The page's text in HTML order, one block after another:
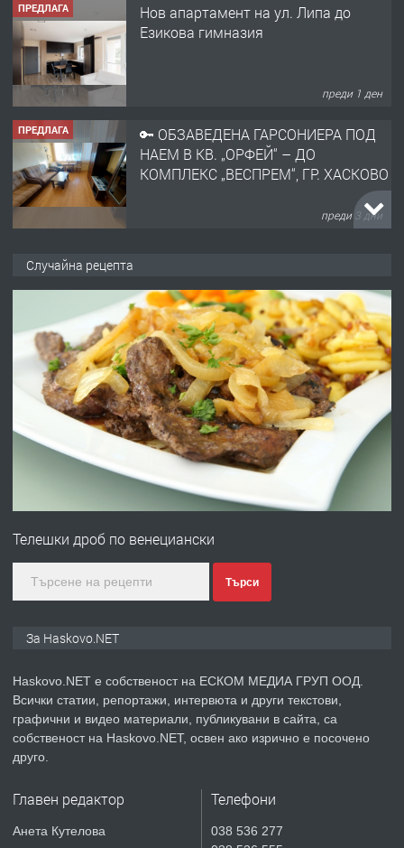
ПРЕДЛАГА
Нов апартамент на ул. Липа до
Езикова гимназия
преди 1 ден
ПРЕДЛАГА
🔑 ОБЗАВЕДЕНА ГАРСОНИЕРА ПОД
НАЕМ В КВ. „ОРФЕЙ“ – ДО
КОМПЛЕКС „ВЕСПРЕМ“, ГР. ХАСКОВО
преди 3 дни
АПАРТАМЕНТ В ЦЕНТЪРА НА ГР.
ХАСКОВО
преди 3 дни
ПРЕДЛАГА Давам гараж под наем
преди 4 дни
№4120 Магазин/Офис под наем в кв.
градската градина!
преди 4 дни
ПРЕДЛАГА
Продавам парцел в гр. Хасково кв.
Случайна рецепта
Телешки дроб по венециански
Търси
За Haskovo.NET
Haskovo.NET е собственост на ЕСКОМ МЕДИА ГРУП ООД.
Всички статии, репортажи, интервюта и други текстови,
графични и видео материали, публикувани в сайта, са
собственост на Haskovo.NET, освен ако изрично е посочено
друго.
Главен редактор
Анета Кутелова
Телефони
038 536 277